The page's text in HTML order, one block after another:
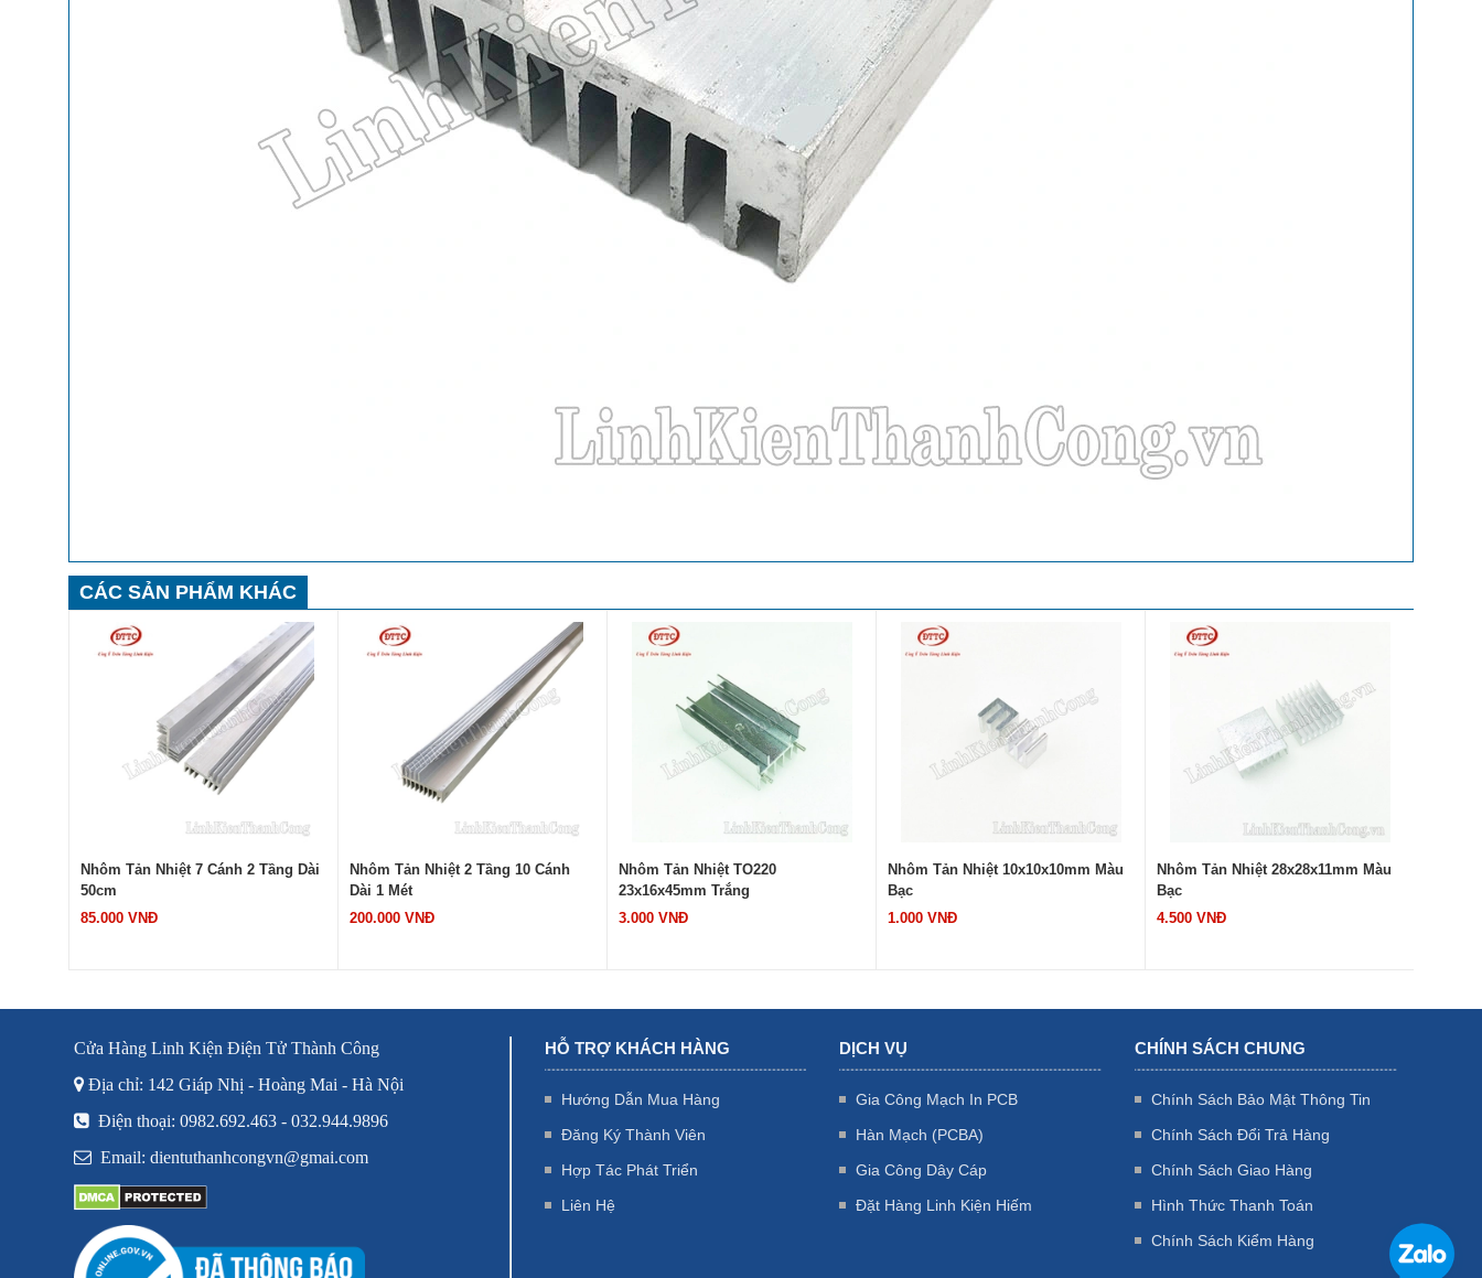
CÁC SẢN PHẨM KHÁC
Nhôm Tản Nhiệt 2 Tầng 10 Cánh
Dài 1 Mét
200.000 VNĐ
Nhôm Tản Nhiệt TO220
23x16x45mm Trắng
3.000 VNĐ
Nhôm Tản Nhiệt 10x10x10mm Màu
Bạc
1.000 VNĐ
Nhôm Tản Nhiệt 28x28x11mm Màu
Bạc
4.500 VNĐ
Nhôm Tản Nhiệt CNC 9x9x12mm
Màu Đen
4.000 VNĐ
Cửa Hàng Linh Kiện Điện Tử Thành Công
Địa chỉ: 142 Giáp Nhị - Hoàng Mai - Hà Nội
Điện thoại: 0982.692.463 - 032.944.9896
Email: dientuthanhcongvn@gmai.com
HỖ TRỢ KHÁCH HÀNG
Hướng Dẫn Mua Hàng
Đăng Ký Thành Viên
Hợp Tác Phát Triển
Liên Hệ
DỊCH VỤ
Gia Công Mạch In PCB
Hàn Mạch (PCBA)
Gia Công Dây Cáp
Đặt Hàng Linh Kiện Hiếm
CHÍNH SÁCH CHUNG
Chính Sách Bảo Mật Thông Tin
Chính Sách Đổi Trả Hàng
Chính Sách Giao Hàng
Hình Thức Thanh Toán
Chính Sách Kiểm Hàng